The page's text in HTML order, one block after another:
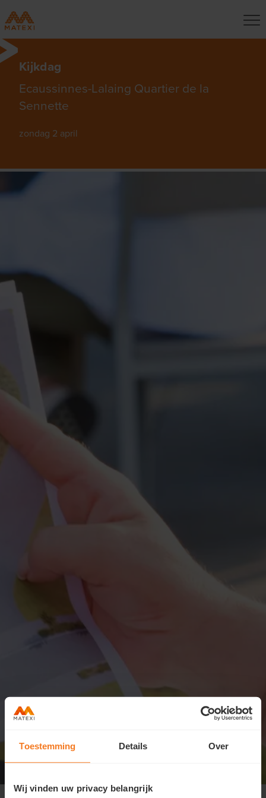
Toestemming Details Over
Wij vinden uw privacy belangrijk
Kijkdag
Ecaussinnes-Lalaing Quartier de la
Sennette
zondag 2 april